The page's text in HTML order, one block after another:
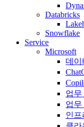
Databricks
Snowflake
Service
Microsoft
데이
업무
업무
인프